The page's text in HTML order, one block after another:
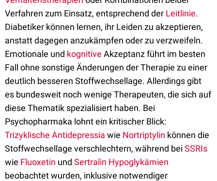
Verfahren zum Einsatz, entsprechend der Leitlinie.
Diabetiker können lernen, ihr Leiden zu akzeptieren,
anstatt dagegen anzukämpfen oder zu verzweifeln.
Emotionale und kognitive Akzeptanz führt im besten
Fall ohne sonstige Änderungen der Therapie zu einer
deutlich besseren Stoffwechsellage. Allerdings gibt
es bundesweit noch wenige Therapeuten, die sich auf
diese Thematik spezialisiert haben. Bei
Psychopharmaka lohnt ein kritischer Blick:
Trizyklische Antidepressia wie Nortriptylin können die
Stoffwechsellage verschlechtern, während bei SSRIs
wie Fluoxetin und Sertralin Hypoglykämien
beobachtet wurden, inklusive notwendiger